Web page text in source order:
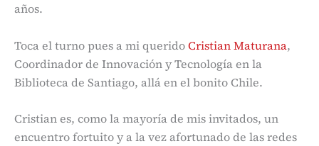
años.
Toca el turno pues a mi queridoCristian Maturana,
Coordinador de Innovación y Tecnología en la
Biblioteca de Santiago, allá en el bonito Chile.
Cristian es, como la mayoría de mis invitados, un
encuentro fortuito y a la vez afortunado de las redes